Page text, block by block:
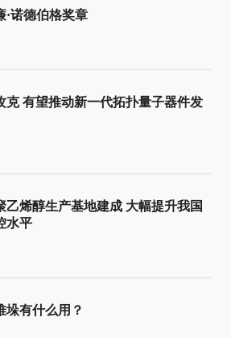
·诺德伯格奖章
克 有望推动新一代拓扑量子器件发
乙烯醇生产基地建成 大幅提升我国
水平
垛有什么用？